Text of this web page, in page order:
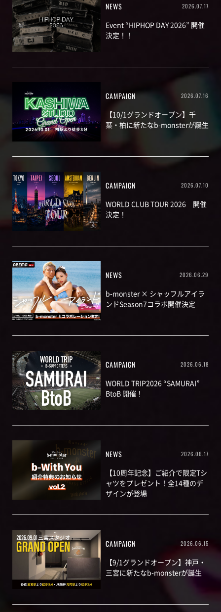
NEWS 2026.07.17
Event “HIPHOP DAY 2026” 開催
決定！！
CAMPAIGN 2026.07.16
【10/1グランドオープン】千
葉・柏に新たなb-monsterが誕生
CAMPAIGN 2026.07.10
WORLD CLUB TOUR 2026 開催
決定！
NEWS 2026.06.29
b-monster × シャッフルアイラ
ンドSeason7コラボ開催決定
CAMPAIGN 2026.06.18
WORLD TRIP2026 “SAMURAI”
BtoB 開催！
NEWS 2026.06.17
【10周年記念】ご紹介で限定Tシ
ャツをプレゼント！全14種のデ
ザインが登場
CAMPAIGN 2026.06.15
【9/1グランドオープン】神戸・
三宮に新たなb-monsterが誕生